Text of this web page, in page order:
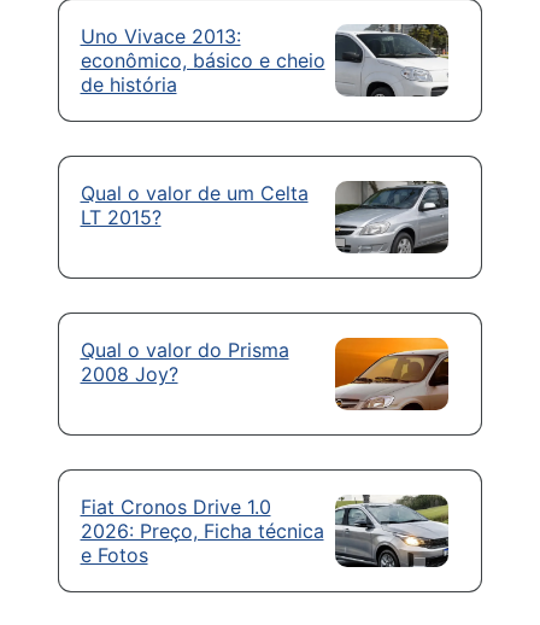
Uno Vivace 2013:
econômico, básico e cheio
de história
Qual o valor de um Celta
LT 2015?
Qual o valor do Prisma
2008 Joy?
Fiat Cronos Drive 1.0
2026: Preço, Ficha técnica
e Fotos